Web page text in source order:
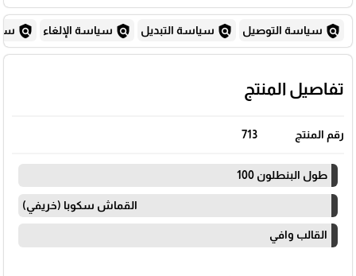
policy سياسة التوصيل policy سياسة التبديل policy سياسة الإلغاء policy
تفاصيل المنتج
رقم المنتج 713
طول البنطلون 100
القماش سكوبا (خريفي)
القالب وافي